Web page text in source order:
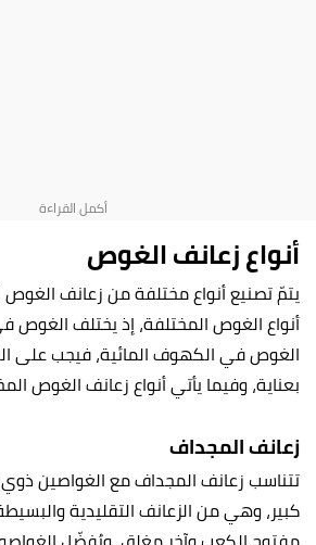
أنواع زعانف الغوص
يتمّ تصنيع أنواع مختلفة من زعانف
أنواع الغوص المختلفة، إذ يختلف الغوص
الغوص في الكهوف المائية، فيجب على
بعناية، وفيما يأتي أنواع زعانف الغوص
زعانف المجداف
تتناسب زعانف المجداف مع الغواصين
كبير، وهي من الزعانف التقليدية